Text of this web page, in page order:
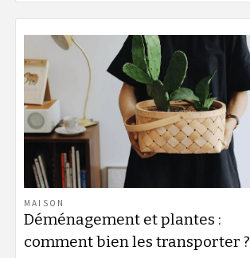
MAISON
Déménagement et plantes :
comment bien les transporter ?